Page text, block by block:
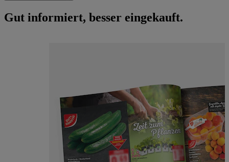
Gut informiert, besser eingekauft.